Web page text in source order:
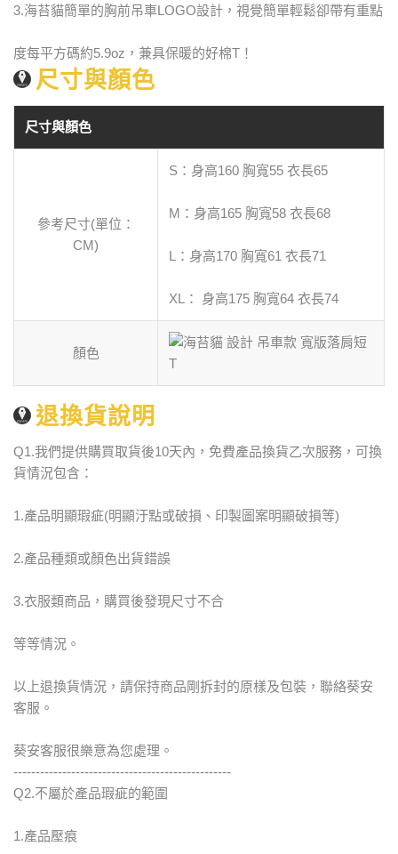
3.海苔貓簡單的胸前吊車LOGO設計，視覺簡單輕鬆卻帶有重點
度每平方碼約5.9oz，兼具保暖的好棉T！
尺寸與顏色
尺寸與顏色
參考尺寸(單位：
CM)
S：身高160 胸寬55 衣長65
M：身高165 胸寬58 衣長68
L：身高170 胸寬61 衣長71
XL： 身高175 胸寬64 衣長74
顏色
退換貨說明
Q1.我們提供購買取貨後10天內，免費產品換貨乙次服務，可換
貨情況包含：
1.產品明顯瑕疵(明顯汙點或破損、印製圖案明顯破損等)
2.產品種類或顏色出貨錯誤
3.衣服類商品，購買後發現尺寸不合
等等情況。
以上退換貨情況，請保持商品剛拆封的原樣及包裝，聯絡葵安
客服。
葵安客服很樂意為您處理。
-------------------------------------------------
Q2.不屬於產品瑕疵的範圍
1.產品壓痕